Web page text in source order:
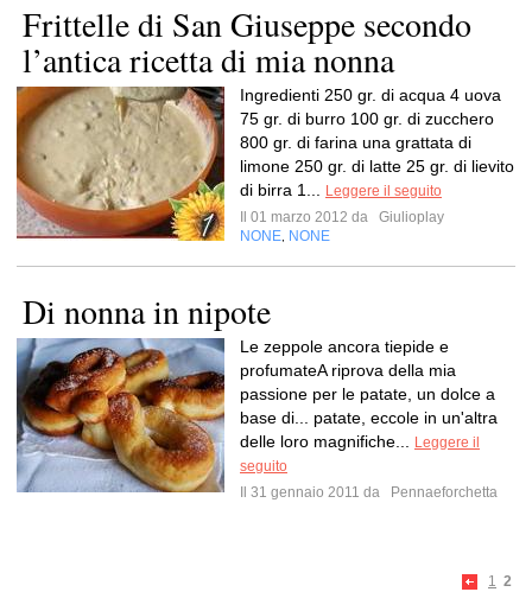
Frittelle di San Giuseppe secondo
l’antica ricetta di mia nonna
Ingredienti 250 gr. di acqua 4 uova
75 gr. di burro 100 gr. di zucchero
800 gr. di farina una grattata di
limone 250 gr. di latte 25 gr. di lievito
di birra 1...
Leggere il seguito
Il 01 marzo 2012 da
Giulioplay
NONE NONE
Di nonna in nipote
Le zeppole ancora tiepide e
profumateA riprova della mia
passione per le patate, un dolce a
base di... patate, eccole in un'altra
delle loro magnifiche...
Leggere il
seguito
Il 31 gennaio 2011 da
Pennaeforchetta
1 2